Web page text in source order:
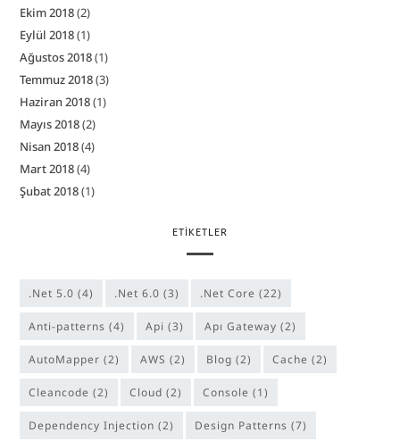
Ekim 2018(2)
Eylül 2018(1)
Ağustos 2018(1)
Temmuz 2018(3)
Haziran 2018(1)
Mayıs 2018(2)
Nisan 2018(4)
Mart 2018(4)
Şubat 2018(1)
ETIKETLER
.Net 5.0 (4) .Net 6.0 (3) .Net Core (22)
anti-patterns (4) Api (3) Apı Gateway (2)
AutoMapper (2) AWS (2) Blog (2) Cache (2)
cleancode (2) Cloud (2) Console (1)
Dependency Injection (2) Design Patterns (7)